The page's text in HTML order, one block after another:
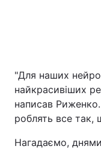
"Для наших
найкрасивіших
написав
роблять все так,
Нагадаємо, днями